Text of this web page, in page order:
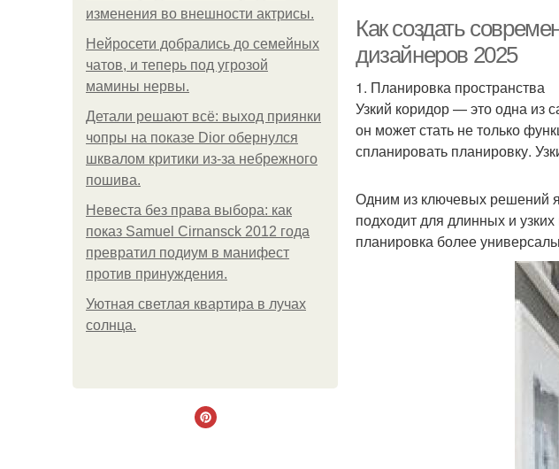
изменения во внешности актрисы.
Нейросети добрались до семейных
чатов, и теперь под угрозой
мамины нервы.
Детали решают всё: выход приянки
чопры на показе Dior обернулся
шквалом критики из-за небрежного
пошива.
Невеста без права выбора: как
показ Samuel Cirnansck 2012 года
превратил подиум в манифест
против принуждения.
Уютная светлая квартира в лучах
солнца.
Как создать
дизайнеров 2025
1. Планировка пространства
Узкий коридор — это одна из
он может стать не только
спланировать планировку.
Одним из ключевых решений
подходит для длинных и
планировка более